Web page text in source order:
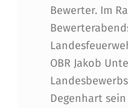
Bewerter. Im
OBR Jakob
Degenhart